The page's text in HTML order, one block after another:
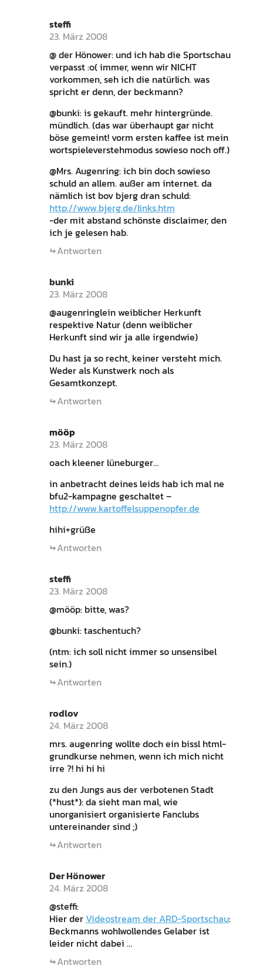
steffi
23. März 2008
@ der Hönower: und ich hab die Sportschau
verpasst :o( immer, wenn wir NICHT
vorkommen, seh ich die natürlich. was
spricht er denn, der beckmann?
@bunki: is gekauft. mehr hintergründe.
mündlich. (das war überhaupt gar nicht
böse gemeint! vorm ersten kaffee ist mein
wortspieleverstehmodus sowieso noch off.)
@Mrs. Augenring: ich bin doch sowieso
schuld an allem. außer am internet. da
nämlich ist bov bjerg dran schuld:
http://www.bjerg.de/links.htm
-der mit abstand schönste disclaimer, den
ich je gelesen hab.
Antworten
bunki
23. März 2008
@augenringlein weiblicher Herkunft
respektive Natur (denn weiblicher
Herkunft sind wir ja alle irgendwie)
Du hast ja so recht, keiner versteht mich.
Weder als Kunstwerk noch als
Gesamtkonzept.
Antworten
mööp
23. März 2008
oach kleener lüneburger…
in anbetracht deines leids hab ich mal ne
bfu2-kampagne geschaltet –
http://www.kartoffelsuppenopfer.de
hihi+grüße
Antworten
steffi
23. März 2008
@mööp: bitte, was?
@bunki: taschentuch?
(ntm: ich soll nicht immer so unsensibel
sein.)
Antworten
rodlov
24. März 2008
mrs. augenring wollte doch ein bissl html-
grundkurse nehmen, wenn ich mich nicht
irre ?! hi hi hi
zu den Jungs aus der verbotenen Stadt
(*hust*): da sieht man mal, wie
unorganisiert organisierte Fanclubs
untereinander sind ;)
Antworten
Der Hönower
24. März 2008
@steffi:
Hier der Videostream der ARD-Sportschau:
Beckmanns wohlwollendes Gelaber ist
leider nicht dabei …
Antworten